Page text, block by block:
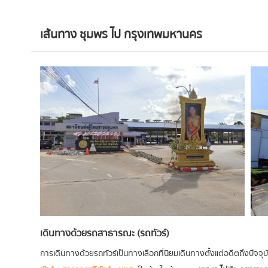
เส้นทาง ชุมพร ไป กรุงเทพมหานคร
เดินทางด้วยรถสาธารณะ (รถทัวร์)
การเดินทางด้วยรถทัวร์เป็นทางเลือกที่นิยมเดินทางตั้งแต่อดีตถึงปัจจุบั